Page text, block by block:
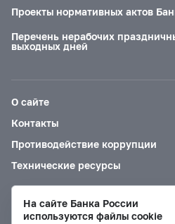
Проекты нормативных актов
Перечень нерабочих
выходных дней
О сайте
Контакты
Противодействие коррупции
Технические ресурсы
Версия для слабовидящих
На сайте Банка России
используются файлы cookie